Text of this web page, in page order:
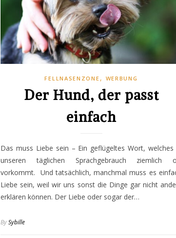
FELLNASENZONE , WERBUNG
Der Hund, der passt
einfach
Das muss Liebe sein – Ein geflügeltes Wort, welches
unseren täglichen Sprachgebrauch ziemlich
vorkommt. Und tatsächlich, manchmal muss es
Liebe sein, weil wir uns sonst die Dinge gar nicht
erklären können. Der Liebe oder sogar der…
BySybille